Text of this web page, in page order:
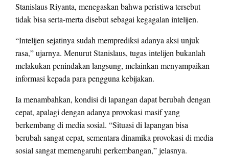
Stanislaus Riyanta, menegaskan bahwa peristiwa tersebut
tidak bisa serta-merta disebut sebagai kegagalan intelijen.
“Intelijen sejatinya sudah memprediksi adanya aksi unjuk
rasa,” ujarnya. Menurut Stanislaus, tugas intelijen bukanlah
melakukan penindakan langsung, melainkan menyampaikan
informasi kepada para pengguna kebijakan.
Ia menambahkan, kondisi di lapangan dapat berubah dengan
cepat, apalagi dengan adanya provokasi masif yang
berkembang di media sosial. “Situasi di lapangan bisa
berubah sangat cepat, sementara dinamika provokasi di media
sosial sangat memengaruhi perkembangan,” jelasnya.